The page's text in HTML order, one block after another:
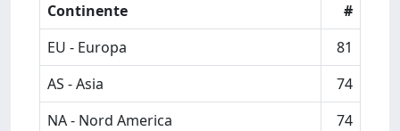
Continente
#
EU - Europa
81
AS - Asia
74
NA - Nord America
74